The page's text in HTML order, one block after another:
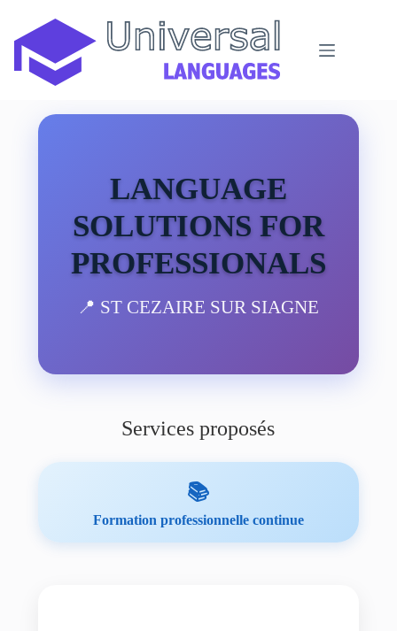
contenu
LANGUAGE
SOLUTIONS FOR
PROFESSIONALS
📍 ST CEZAIRE SUR SIAGNE
Services proposés
📚
Formation professionnelle continue